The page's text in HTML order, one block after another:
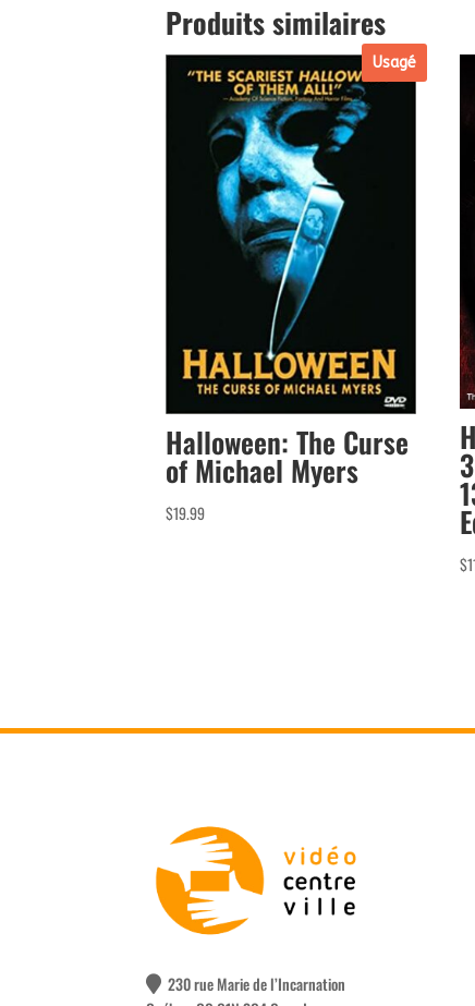
Produits similaires
Usagé
Halloween: The Curse
of Michael Myers
$19.99
$
230 rue Marie de l’Incarnation